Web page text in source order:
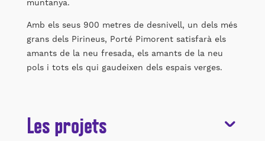
muntanya.
Amb els seus 900 metres de desnivell, un dels més
grans dels Pirineus, Porté Pimorent satisfarà els
amants de la neu fresada, els amants de la neu
pols i tots els qui gaudeixen dels espais verges.
Les projets